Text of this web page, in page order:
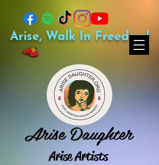
Arise Daughter
Arise Artists
Arise, Walk In Freedom!